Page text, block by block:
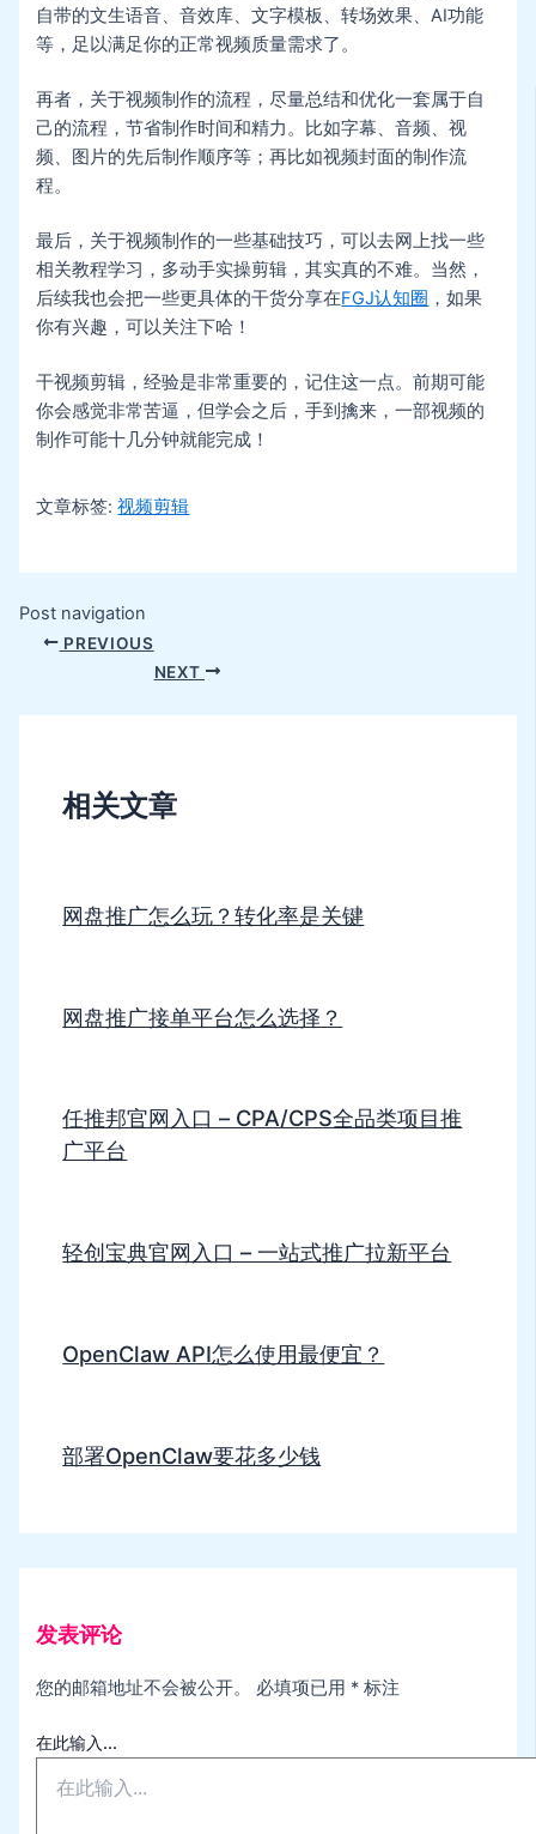
自带的文生语音、音效库、文字模板、转场效果、AI功能
等，足以满足你的正常视频质量需求了。
再者，关于视频制作的流程，尽量总结和优化一套属于自
己的流程，节省制作时间和精力。比如字幕、音频、视
频、图片的先后制作顺序等；再比如视频封面的制作流
程。
最后，关于视频制作的一些基础技巧，可以去网上找一些
相关教程学习，多动手实操剪辑，其实真的不难。当然，
后续我也会把一些更具体的干货分享在FGJ认知圈 ，如果
你有兴趣，可以关注下哈！
干视频剪辑，经验是非常重要的，记住这一点。前期可能
你会感觉非常苦逼，但学会之后，手到擒来，一部视频的
制作可能十几分钟就能完成！
文章标签:视频剪辑
Post navigation
PREVIOUS
NEXT
相关文章
网盘推广怎么玩？转化率是关键
网盘推广接单平台怎么选择？
任推邦官网入口 – CPA/CPS全品类项目推
广平台
轻创宝典官网入口 – 一站式推广拉新平台
OpenClaw API怎么使用最便宜？
部署OpenClaw要花多少钱
发表评论
您的邮箱地址不会被公开。 必填项已用 * 标注
在此输入...